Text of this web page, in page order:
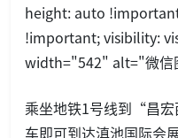
height: auto !im
!important; visibility:
width="542" alt="微信
乘坐地铁1号线到“昌
车即可到达滇池国际会